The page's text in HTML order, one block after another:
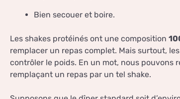
Bien secouer et boire.
Les shakes protéinés ont une composition
remplacer un repas complet. Mais surtout,
contrôler le poids. En un mot, nous pouvons
remplaçant un repas par un tel shake.